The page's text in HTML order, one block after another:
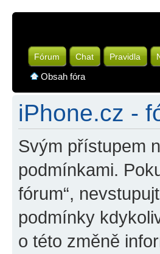
Fórum Chat Pravidla
Obsah fóra
iPhone.cz -
Svým přístupem
podmínkami.
fórum“,
podmínky
o této změně